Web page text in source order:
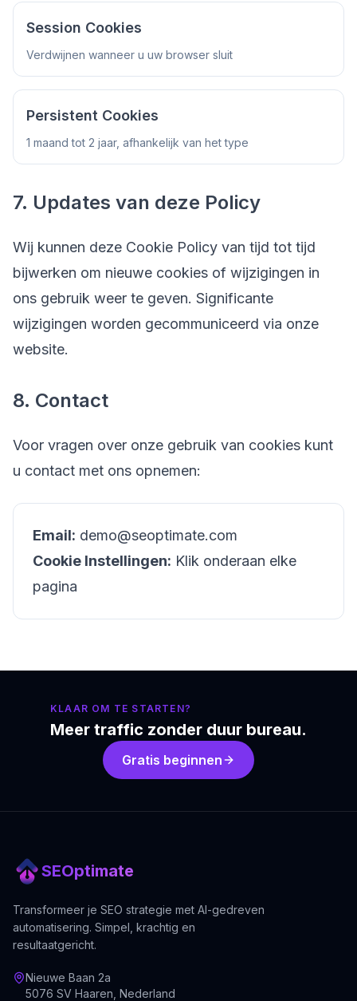
Session Cookies
Verdwijnen wanneer u uw browser sluit
Persistent Cookies
1 maand tot 2 jaar, afhankelijk van het type
7. Updates van deze Policy
Wij kunnen deze Cookie Policy van tijd tot tijd
bijwerken om nieuwe cookies of wijzigingen in
ons gebruik weer te geven. Significante
wijzigingen worden gecommuniceerd via onze
website.
8. Contact
Voor vragen over onze gebruik van cookies kunt
u contact met ons opnemen:
Email: demo@seoptimate.com
Cookie Instellingen: Klik onderaan elke
pagina
KLAAR OM TE STARTEN?
Meer traffic zonder duur bureau.
Gratis beginnen
SEOptimate
Transformeer je SEO strategie met AI-gedreven
automatisering. Simpel, krachtig en
resultaatgericht.
Nieuwe Baan 2a
5076 SV Haaren, Nederland